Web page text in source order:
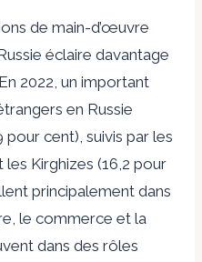
de main-d’œuvre
éclaire davantage
2022, un important
en Russie
cent), suivis par les
Kirghizes (16,2 pour
principalement dans
le commerce et la
dans des rôles